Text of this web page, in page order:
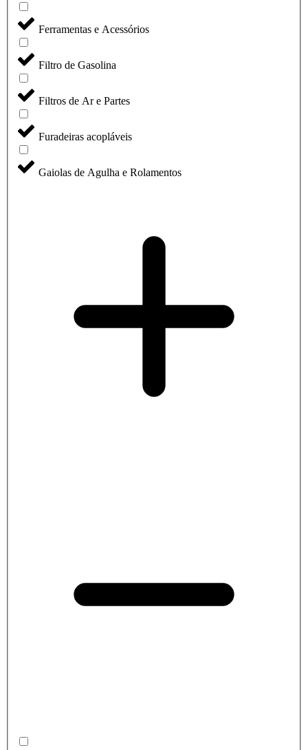
Ferramentas e Acessórios
Filtro de Gasolina
Filtros de Ar e Partes
Furadeiras acopláveis
Gaiolas de Agulha e Rolamentos